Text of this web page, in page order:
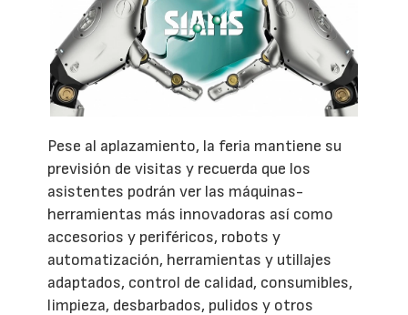
Pese al aplazamiento, la feria mantiene su
previsión de visitas y recuerda que los
asistentes podrán ver las máquinas-
herramientas más innovadoras así como
accesorios y periféricos, robots y
automatización, herramientas y utillajes
adaptados, control de calidad, consumibles,
limpieza, desbarbados, pulidos y otros